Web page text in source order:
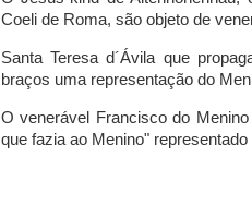
Coeli de Roma, são objeto de
Santa Teresa d´Ávila que
braços uma representação do
O venerável Francisco do
que fazia ao Menino"